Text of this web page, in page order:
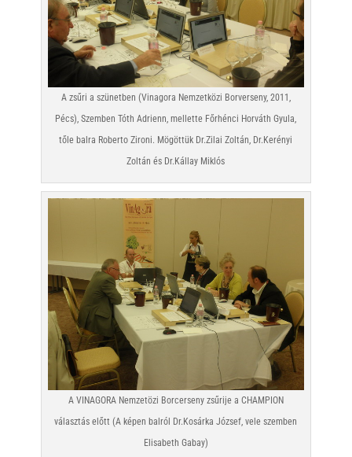
A zsűri a szünetben (Vinagora Nemzetközi Borverseny, 2011,
Pécs), Szemben Tóth Adrienn, mellette Főrhénci Horváth Gyula,
tőle balra Roberto Zironi. Mögöttük Dr.Zilai Zoltán, Dr.Kerényi
Zoltán és Dr.Kállay Miklós
A VINAGORA Nemzetözi Borcerseny zsűrije a CHAMPION
választás előtt (A képen balról Dr.Kosárka József, vele szemben
Elisabeth Gabay)